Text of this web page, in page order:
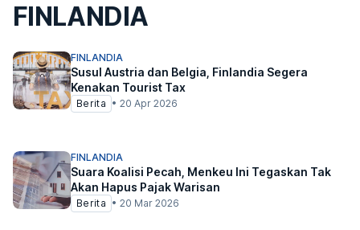
FINLANDIA
FINLANDIA
Susul Austria dan Belgia, Finlandia Segera
Kenakan Tourist Tax
Berita • 20 Apr 2026
FINLANDIA
Suara Koalisi Pecah, Menkeu Ini Tegaskan Tak
Akan Hapus Pajak Warisan
Berita • 20 Mar 2026